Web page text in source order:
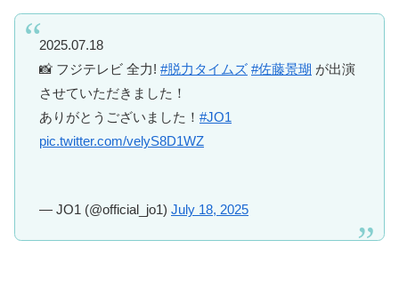
2025.07.18
📸 フジテレビ 全力! #脱力タイムズ #佐藤景瑚 が出演
させていただきました！
ありがとうございました！ #JO1
pic.twitter.com/velyS8D1WZ
— JO1 (@official_jo1) July 18, 2025